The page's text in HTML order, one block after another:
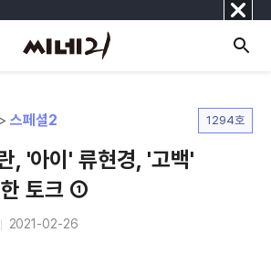
닫
기
스페셜2 1294호
, '아이' 류현경, '고백'
토크 ①
2021-02-26